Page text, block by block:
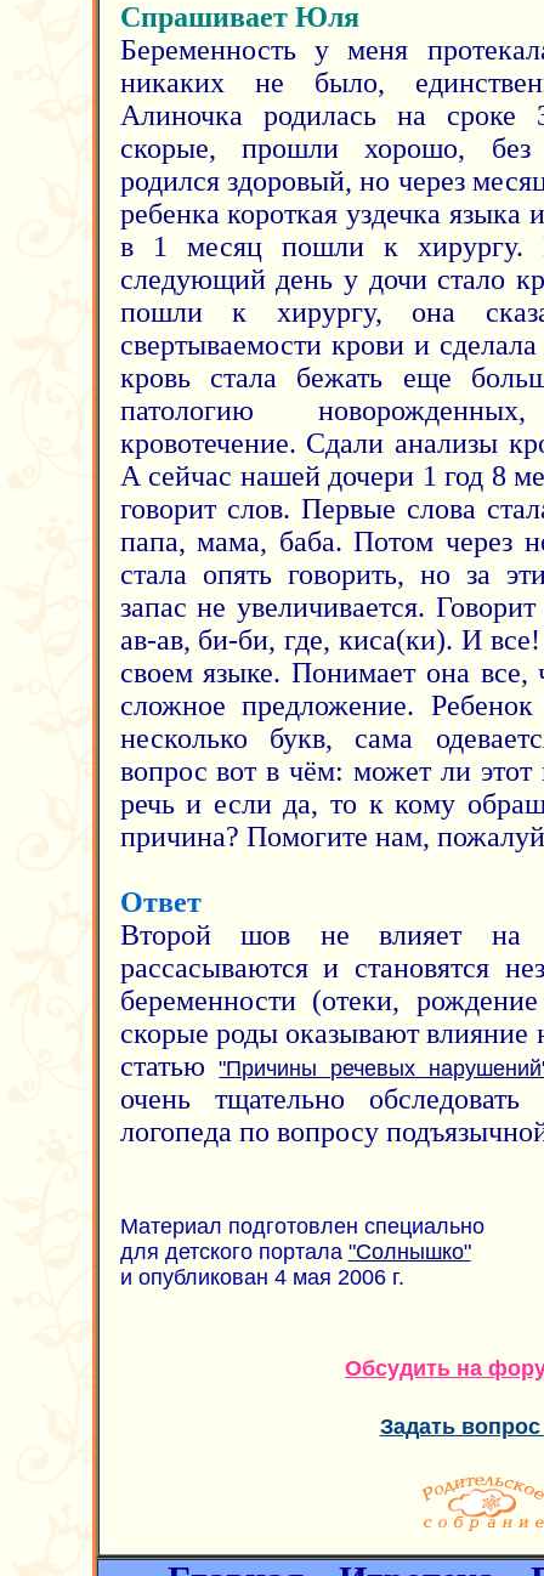
Спрашивает Юля
Беременность у меня
никаких не было,
Алиночка родилась на
скорые, прошли хорошо, без
родился здоровый, но через
ребенка короткая уздечка
в 1 месяц пошли к хирургу.
следующий день у дочи стало
пошли к хирургу, она
свертываемости крови и
кровь стала бежать еще
патологию
кровотечение. Сдали анализы
А сейчас нашей дочери 1 год 8
говорит слов. Первые слова
папа, мама, баба. Потом через
стала опять говорить, но за
запас не увеличивается.
ав-ав, би-би, где, киса(ки). И
своем языке. Понимает она
сложное предложение.
несколько букв, сама
вопрос вот в чём: может ли
речь и если да, то к кому
причина? Помогите нам,
Ответ
Второй шов не влияет на
рассасываются и становятся
беременности (отеки,
скорые роды оказывают влияние
статью"Причины речевых
очень тщательно
логопеда по вопросу
Материал подготовлен специально
для детского портала "Солнышко"
и опубликован 4 мая 2006 г.
Обсудить на
Задать